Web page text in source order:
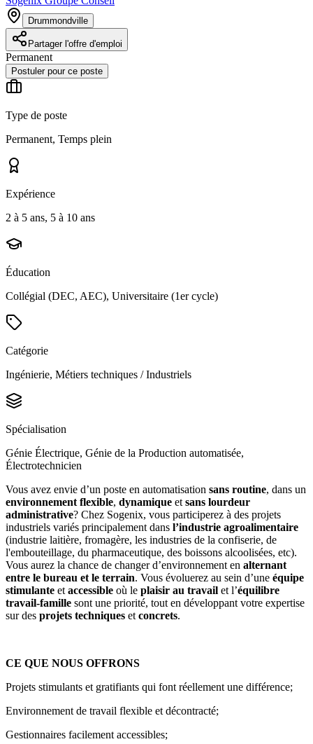
Drummondville
Partager l'offre d'emploi
Permanent
Postuler pour ce poste
Type de poste
Permanent, Temps plein
Expérience
2 à 5 ans, 5 à 10 ans
Éducation
Collégial (DEC, AEC), Universitaire (1er cycle)
Catégorie
Ingénierie, Métiers techniques / Industriels
Spécialisation
Génie Électrique, Génie de la Production automatisée,
Électrotechnicien
Vous avez envie d’un poste en automatisation sans routine, dans un
environnement flexible, dynamique et sans lourdeur
administrative? Chez Sogenix, vous participerez à des projets
industriels variés principalement dans l’industrie agroalimentaire
(industrie laitière, fromagère, les industries de la confiserie, de
l'embouteillage, du pharmaceutique, des boissons alcoolisées, etc).
Vous aurez la chance de changer d’environnement en alternant
entre le bureau et le terrain. Vous évoluerez au sein d’une équipe
stimulante et accessible où le plaisir au travail et l’équilibre
travail-famille sont une priorité, tout en développant votre expertise
sur des projets techniques et concrets.
CE QUE NOUS OFFRONS
Projets stimulants et gratifiants qui font réellement une différence;
Environnement de travail flexible et décontracté;
Gestionnaires facilement accessibles;